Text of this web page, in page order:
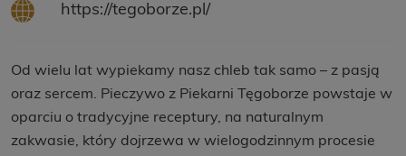
https://tegoborze.pl/
Od wielu lat wypiekamy nasz chleb tak samo – z pasją
oraz sercem. Pieczywo z Piekarni Tęgoborze powstaje w
oparciu o tradycyjne receptury, na naturalnym
zakwasie, który dojrzewa w wielogodzinnym procesie